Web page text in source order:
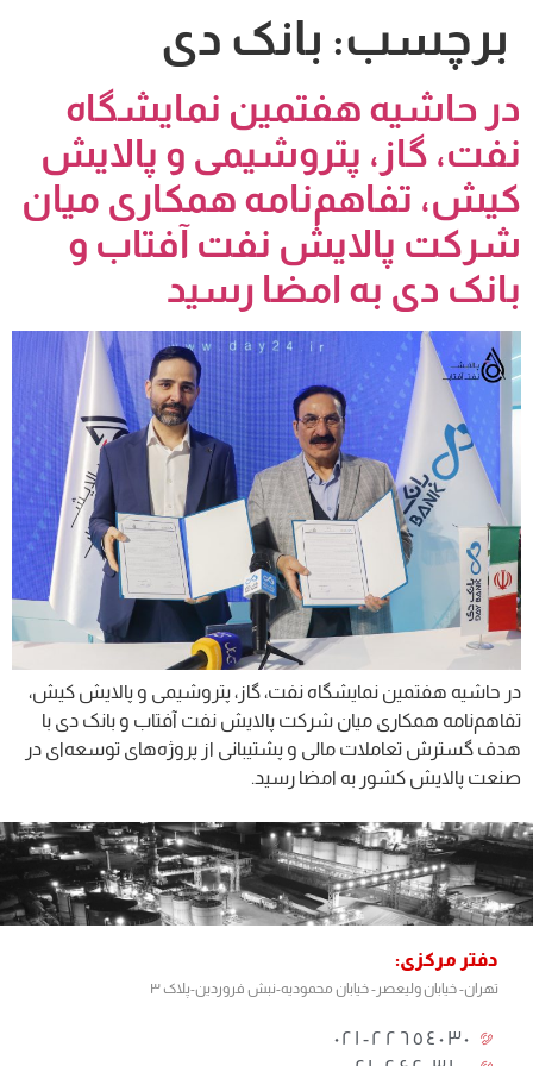
برچسب: بانک دی
در حاشیه هفتمین نمایشگاه
نفت، گاز، پتروشیمی و پالایش
کیش، تفاهم‌نامه همکاری میان
شرکت پالایش نفت آفتاب و
بانک دی به امضا رسید
در حاشیه هفتمین نمایشگاه نفت، گاز، پتروشیمی و پالایش کیش،
تفاهم‌نامه همکاری میان شرکت پالایش نفت آفتاب و بانک دی با
هدف گسترش تعاملات مالی و پشتیبانی از پروژه‌های توسعه‌ای در
صنعت پالایش کشور به امضا رسید.
دفتر مرکزی:
تهران- خیابان ولیعصر- خیابان محمودیه-نبش فروردین-پلاک ۳
٢٢٦٥٤٠٣٠-٠٢١